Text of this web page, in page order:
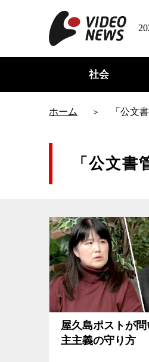
社会
ホーム 「公文
「公文
屋久島ポストが
主主義の守り方